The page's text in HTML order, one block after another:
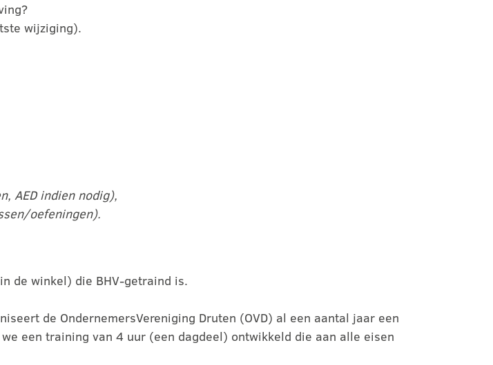
wijziging).
AED indien nodig),
oefeningen).
de winkel) die BHV-getraind is.
de OndernemersVereniging Druten (OVD) al een aantal jaar een
een training van 4 uur (een dagdeel) ontwikkeld die aan alle eisen